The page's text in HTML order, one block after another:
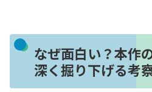
なぜ面白い？本作
深く掘り下げる考